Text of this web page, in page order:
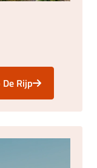
Rijp